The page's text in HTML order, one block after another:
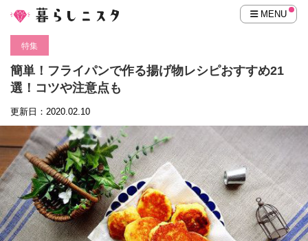
MENU
特集
簡単！フライパンで作る揚げ物レシピおすすめ21
選！コツや注意点も
更新日：2020.02.10